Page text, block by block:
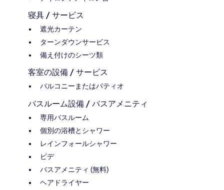
寝具 / サービス
遮光カーテン
ターンダウンサービス
備え付けのシーツ類
客室の設備 / サービス
バルコニーまたはパティオ
バスルーム設備 / バスアメニティ
専用バスルーム
個別の浴槽とシャワー
レインフォールシャワー
ビデ
バスアメニティ (無料)
ヘアドライヤー